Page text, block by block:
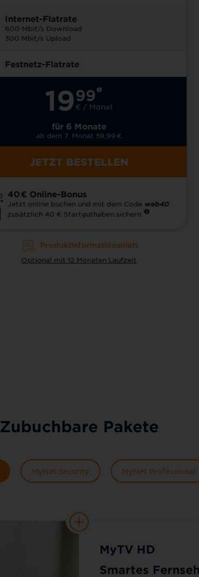
Internet-Flatrate
600 Mbit/s Download
300 Mbit/s Upload
Festnetz-Flatrate
1999
€ / Monat
für 6 Monate
ab dem 7. Monat 59,99 €
JETZT BESTELLEN
40 € Online-Bonus
Jetzt online buchen und mit dem Code web40
zusätzlich 40 € Startguthaben sichern.
Produktinformationsblatt
Optional mit 12 Monaten Laufzeit
Zubuchbare Pakete
MyNet Security MyNet Professional
MyTV HD
Smartes